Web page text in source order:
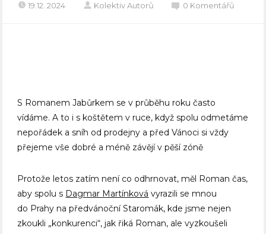
19.12. 2024 Kolektiv Autorů 0 Komentářů
S Romanem Jabůrkem se v průběhu roku často
vídáme. A to i s koštětem v ruce, když spolu odmetáme
nepořádek a sníh od prodejny a před Vánoci si vždy
přejeme vše dobré a méně závějí v pěší zóně
Protože letos zatím není co odhrnovat, měl Roman čas,
aby spolu s Dagmar Martínková vyrazili se mnou
do Prahy na předvánoční Staromák, kde jsme nejen
zkoukli „konkurenci“, jak řiká Roman, ale vyzkoušeli